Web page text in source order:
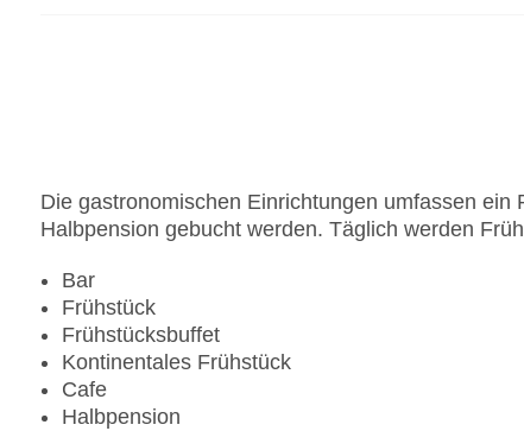
Die gastronomischen Einrichtungen umfassen
Halbpension gebucht werden. Täglich werden
Bar
Frühstück
Frühstücksbuffet
Kontinentales Frühstück
Cafe
Halbpension